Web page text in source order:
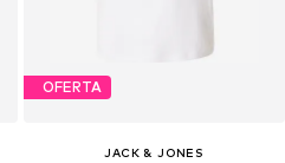
OFERTA
JACK & JONES